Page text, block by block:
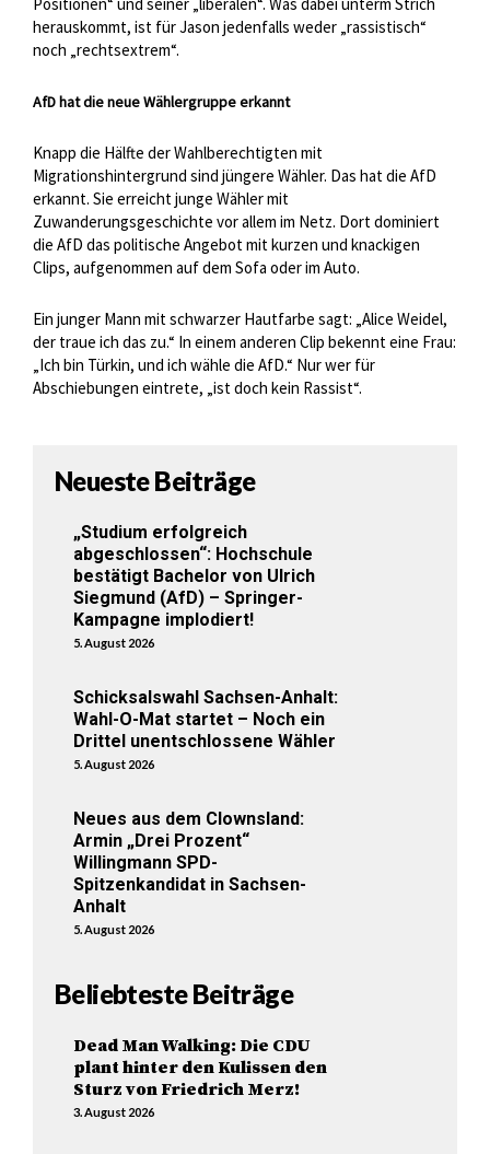
herauskommt, ist für Jason jedenfalls weder „rassistisch“
noch „rechtsextrem“.
AfD hat die neue Wählergruppe erkannt
Knapp die Hälfte der Wahlberechtigten mit
Migrationshintergrund sind jüngere Wähler. Das hat die AfD
erkannt. Sie erreicht junge Wähler mit
Zuwanderungsgeschichte vor allem im Netz. Dort dominiert
die AfD das politische Angebot mit kurzen und knackigen
Clips, aufgenommen auf dem Sofa oder im Auto.
Ein junger Mann mit schwarzer Hautfarbe sagt: „Alice Weidel,
der traue ich das zu.“ In einem anderen Clip bekennt eine Frau:
„Ich bin Türkin, und ich wähle die AfD.“ Nur wer für
Abschiebungen eintrete, „ist doch kein Rassist“.
Neueste Beiträge
„Studium erfolgreich
abgeschlossen“: Hochschule
bestätigt Bachelor von Ulrich
Siegmund (AfD) – Springer-
Kampagne implodiert!
5. August 2026
Schicksalswahl Sachsen-Anhalt:
Wahl-O-Mat startet – Noch ein
Drittel unentschlossene Wähler
5. August 2026
Neues aus dem Clownsland:
Armin „Drei Prozent“
Willingmann SPD-
Spitzenkandidat in Sachsen-
Anhalt
5. August 2026
Beliebteste Beiträge
Dead Man Walking: Die CDU
plant hinter den Kulissen den
Sturz von Friedrich Merz!
3. August 2026